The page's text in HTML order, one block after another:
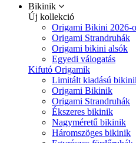
Bikinik
Új kollekció
Origami Bikini 2026-
Origami Strandruhák
Origami bikini alsók
Egyedi válogatás
Kifutó Origamik
Limitált kiadású
Origami Bikinik
Origami Strandruhák
Ékszeres bikinik
Nagyméretű bikinik
Háromszöges bikinik